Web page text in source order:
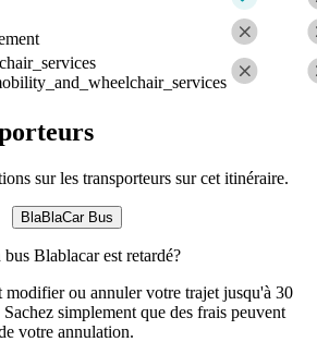
sur les transporteurs sur cet itinéraire.
BlaBlaCar Bus
Blablacar est retardé?
modifier ou annuler votre trajet jusqu'à 30
simplement que des frais peuvent
votre annulation.